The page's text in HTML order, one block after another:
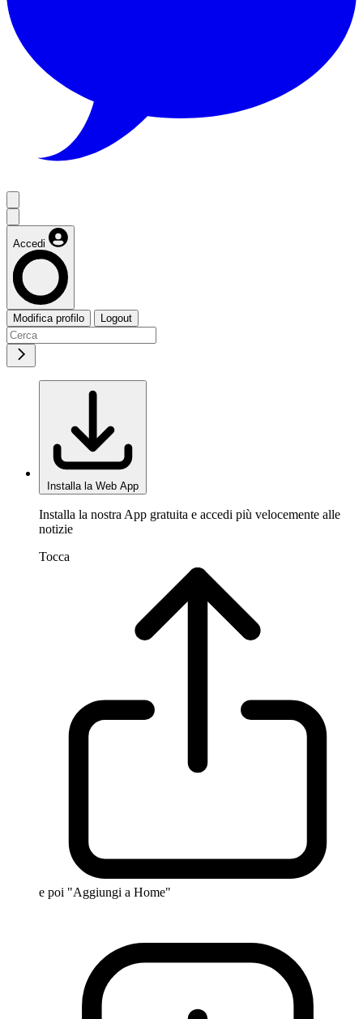
Accedi
Modifica profilo Logout
Installa la Web App
Installa la nostra App gratuita e accedi più velocemente alle
notizie
Tocca
e poi "Aggiungi a Home"